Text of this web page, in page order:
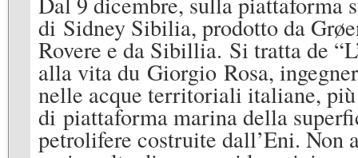
di Sidney Sibilia, prodotto da
Rovere e da Sibillia. Si tratta de
alla vita du Giorgio Rosa,
nelle acque territoriali italiane,
di piattaforma marina della
petrolifere costruite dall’Eni.